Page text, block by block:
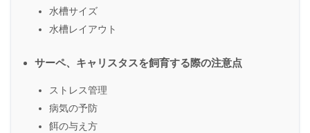
水槽サイズ
水槽レイアウト
サーペ、キャリスタスを飼育する際の注意点
ストレス管理
病気の予防
餌の与え方